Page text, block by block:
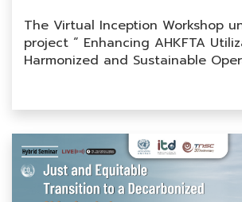
The Virtual Inception Workshop
project “ Enhancing AHKFTA
Harmonized and Sustainable